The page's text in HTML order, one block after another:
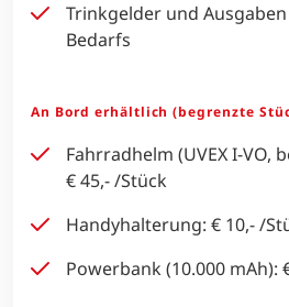
Trinkgelder und
Bedarfs
An Bord erhältlich (begrenzte
Fahrradhelm (UVEX I-VO,
€ 45,- /Stück
Handyhalterung: € 10,- /
Powerbank (10.000 mAh):